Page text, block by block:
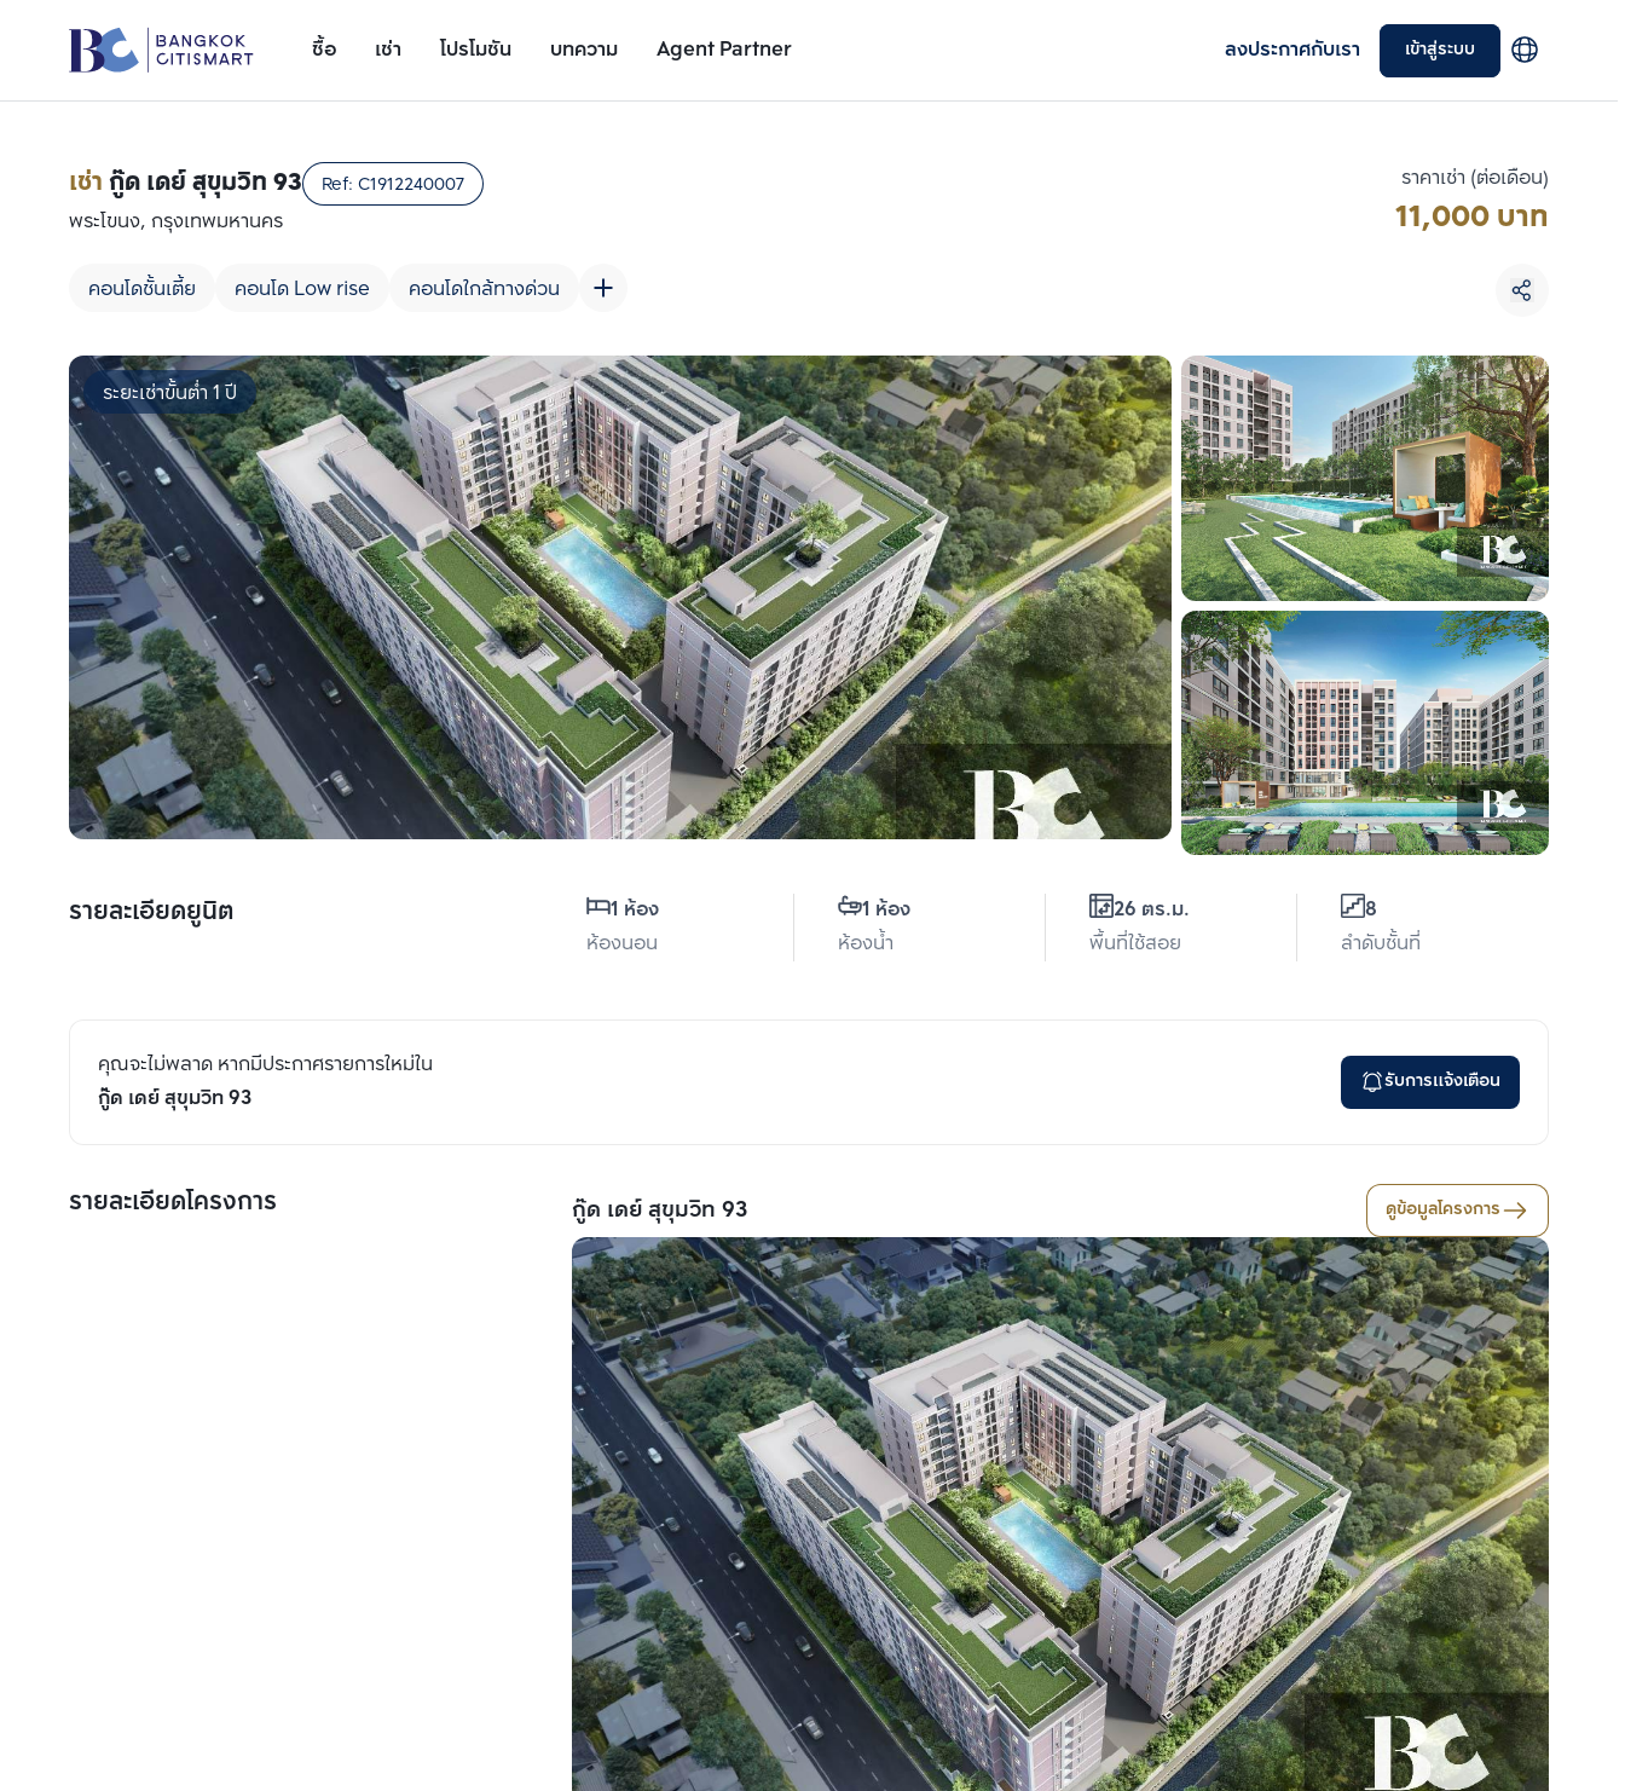
ซื้อ เช่า โปรโมชัน บทความ Agent Partner ลงประกาศกับเรา เข้าสู่ระบบ
รายละเอียดยูนิต
เช่ากู๊ด เดย์ สุขุมวิท 93 Ref: C1912240007
พระโขนง, กรุงเทพมหานคร
คอนโดชั้นเตี้ย คอนโด Low rise คอนโดใกล้ทางด่วน
ราคาเช่า (ต่อเดือน)
11,000 บาท
ระยะเช่าขั้นต่ำ 1 ปี
รายละเอียดยูนิต
1 ห้อง
ห้องนอน
1 ห้อง
ห้องน้ำ
26 ตร.ม.
พื้นที่ใช้สอย
8
ลำดับชั้นที่
คุณจะไม่พลาด หากมีประกาศรายการใหม่ใน
กู๊ด เดย์ สุขุมวิท 93
รับการแจ้งเตือน
รายละเอียดโครงการ กู๊ด เดย์ สุขุมวิท 93 ดูข้อมูลโครงการ
เพิ่มยูนิตเปรียบเทียบ
รายการที่ 1
เพิ่มยูนิตเปรียบเทียบ
รายการที่ 2
เพิ่มยูนิตเปรียบเทียบ
รายการที่ 3
เลือกยูนิตเพื่อเปรียบเทียบ
เลือกได้สูงสุด 3 รายการ
เปรียบเทียบ
ลบทั้งหมด